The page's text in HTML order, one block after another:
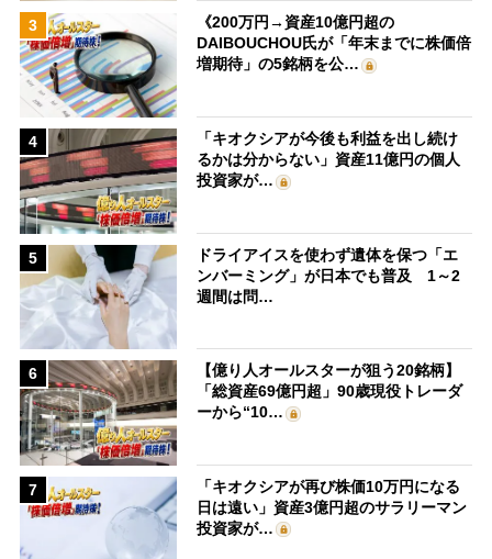
3
《200万円→資産10億円超の
DAIBOUCHOU氏が「年末までに株価倍
増期待」の5銘柄を公…
4
「キオクシアが今後も利益を出し続け
るかは分からない」資産11億円の個人
投資家が…
5
ドライアイスを使わず遺体を保つ「エ
ンバーミング」が日本でも普及 1～2
週間は問…
6
【億り人オールスターが狙う20銘柄】
「総資産69億円超」90歳現役トレーダ
ーから“10…
7
「キオクシアが再び株価10万円になる
日は遠い」資産3億円超のサラリーマン
投資家が…